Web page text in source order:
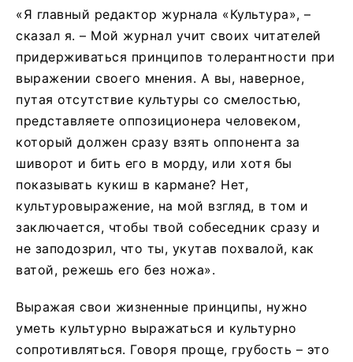
«Я главный редактор журнала «Культура», –
сказал я. – Мой журнал учит своих читателей
придерживаться принципов толерантности при
выражении своего мнения. А вы, наверное,
путая отсутствие культуры со смелостью,
представляете оппозиционера человеком,
который должен сразу взять оппонента за
шиворот и бить его в морду, или хотя бы
показывать кукиш в кармане? Нет,
культуровыражение, на мой взгляд, в том и
заключается, чтобы твой собеседник сразу и
не заподозрил, что ты, укутав похвалой, как
ватой, режешь его без ножа».
Выражая свои жизненные принципы, нужно
уметь культурно выражаться и культурно
сопротивляться. Говоря проще, грубость – это